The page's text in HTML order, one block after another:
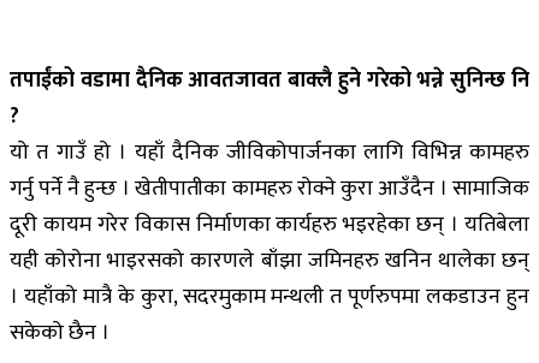
तपाईंको वडामा दैनिक आवतजावत बाक्लै हुने गरेको भन्ने सुनिन्छ नि
?
यो त गाउँ हो । यहाँ दैनिक जीविकोपार्जनका लागि विभिन्न कामहरु
गर्नु पर्ने नै हुन्छ । खेतीपातीका कामहरु रोक्ने कुरा आउँदैन । सामाजिक
दूरी कायम गरेर विकास निर्माणका कार्यहरु भइरहेका छन् । यतिबेला
यही कोरोना भाइरसको कारणले बाँझा जमिनहरु खनिन थालेका छन्
। यहाँको मात्रै के कुरा, सदरमुकाम मन्थली त पूर्णरुपमा लकडाउन हुन
सकेको छैन ।